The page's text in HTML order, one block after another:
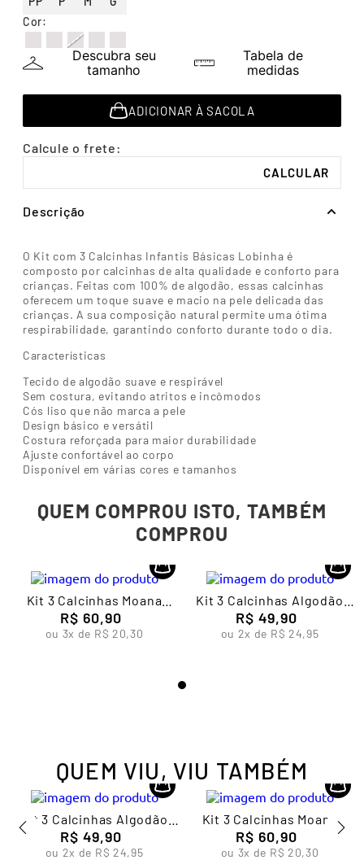
Cor:
Descubra seu
tamanho
Tabela de
medidas
ADICIONAR À SACOLA
Descrição
O Kit com 3 Calcinhas Infantis Básicas Lobinha é
composto por calcinhas de alta qualidade e conforto para
crianças. Feitas com 100% de algodão, essas calcinhas
oferecem um toque suave e macio na pele delicada das
crianças. A sua composição natural permite uma ótima
respirabilidade, garantindo conforto durante todo o dia.
Características
Tecido de algodão suave e respirável
Sem costura, evitando atritos e incômodos
Cós liso que não marca a pele
Design básico e versátil
Costura reforçada para maior durabilidade
Ajuste confortável ao corpo
Disponível em várias cores e tamanhos
QUEM COMPROU ISTO, TAMBÉM
COMPROU
Kit 3 Calcinhas Moana
Infantil Feminina Lupo
R$ 60,90
ou 3x de R$ 20,30
Kit 3 Calcinhas Algodão
Infantil Feminina Lupo 1
R$ 49,90
ou 2x de R$ 24,95
QUEM VIU, VIU TAMBÉM
Kit 3 Calcinhas Algodão
Infantil Feminina Lupo
R$ 49,90
ou 2x de R$ 24,95
Kit 3 Calcinhas Moana
Infantil Feminina Lupo
R$ 60,90
ou 3x de R$ 20,30
º
sutiã
10º cueca boxer